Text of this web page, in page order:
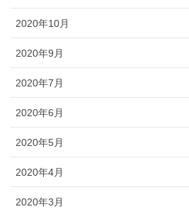
2020年10月
2020年9月
2020年7月
2020年6月
2020年5月
2020年4月
2020年3月